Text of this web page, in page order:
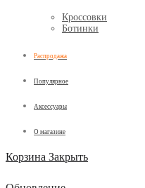
Кроссовки
Ботинки
Распродажа
Популярное
Аксессуары
О магазине
Корзина Закрыть